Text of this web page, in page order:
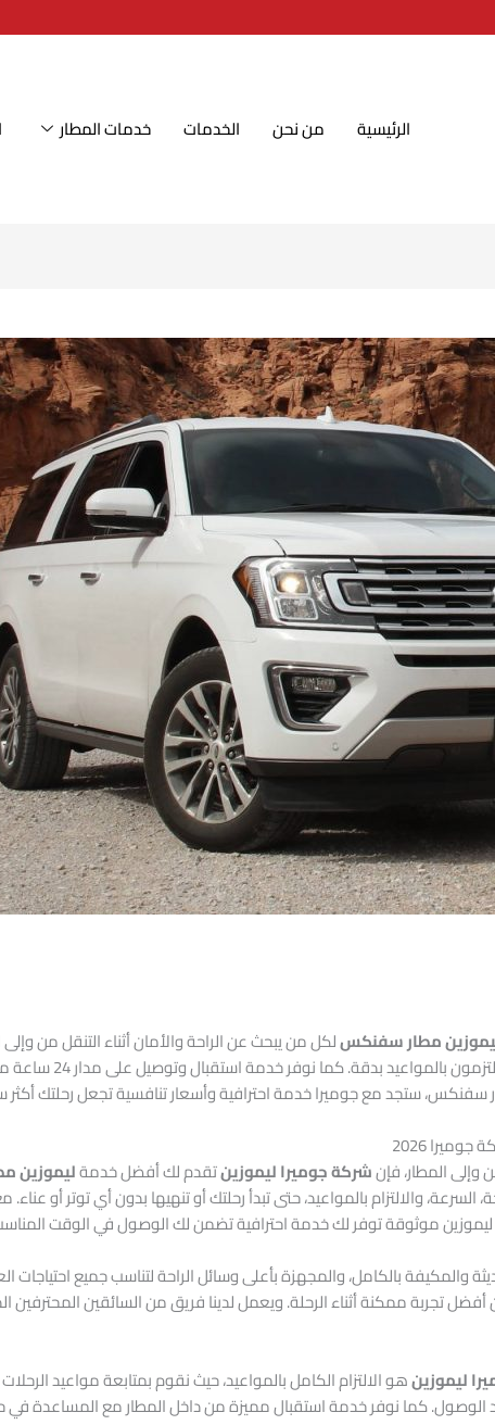
الرئيسية من نحن الخدمات خدمات المطار
مطار سفنكسلكل من يبحث عن الراحة والأمان أثناء التنقل من
حديثة ومكيفة
ستجد مع جوميرا خدمة احترافية وأسعار تنافسية تجعل رحلتك أكثر
2026
المطار، فإنشركة جوميرا ليموزينتقدم لك أفضل خدمةليموزين
السرعة، والالتزام بالمواعيد، حتى تبدأ رحلتك أو تنهيها بدون أي توتر
موثوقة توفر لك خدمة احترافية تضمن لك الوصول في الوقت
والمكيفة بالكامل، والمجهزة بأعلى وسائل الراحة لتناسب جميع احتياجات
تجربة ممكنة أثناء الرحلة. ويعمل لدينا فريق من السائقين المحترفين
ليموزينهو الالتزام الكامل بالمواعيد، حيث نقوم بمتابعة مواعيد
كما نوفر خدمة استقبال مميزة من داخل المطار مع المساعدة في